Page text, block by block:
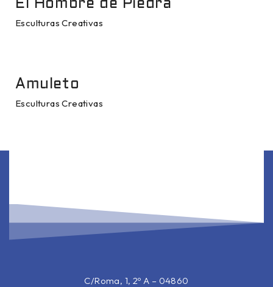
El Hombre de Piedra
Esculturas Creativas
Amuleto
Esculturas Creativas
C/Roma, 1, 2º A – 04860